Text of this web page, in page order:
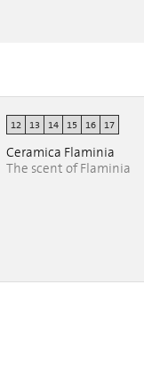
12 13 14 15 16 17
Ceramica Flaminia
The scent of Flaminia